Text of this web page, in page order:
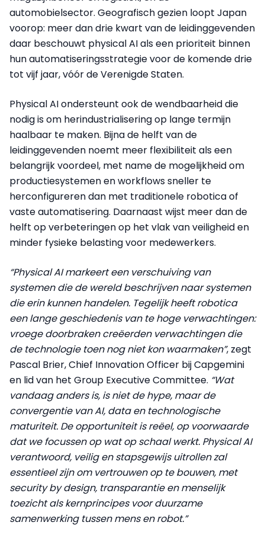
automobielsector. Geografisch gezien loopt Japan
voorop: meer dan drie kwart van de leidinggevenden
daar beschouwt physical AI als een prioriteit binnen
hun automatiseringsstrategie voor de komende drie
tot vijf jaar, vóór de Verenigde Staten.
Physical AI ondersteunt ook de wendbaarheid die
nodig is om herindustrialisering op lange termijn
haalbaar te maken. Bijna de helft van de
leidinggevenden noemt meer flexibiliteit als een
belangrijk voordeel, met name de mogelijkheid om
productiesystemen en workflows sneller te
herconfigureren dan met traditionele robotica of
vaste automatisering. Daarnaast wijst meer dan de
helft op verbeteringen op het vlak van veiligheid en
minder fysieke belasting voor medewerkers.
“Physical AI markeert een verschuiving van
systemen die de wereld beschrijven naar systemen
die erin kunnen handelen. Tegelijk heeft robotica
een lange geschiedenis van te hoge verwachtingen:
vroege doorbraken creëerden verwachtingen die
de technologie toen nog niet kon waarmaken”, zegt
Pascal Brier, Chief Innovation Officer bij Capgemini
en lid van het Group Executive Committee. “Wat
vandaag anders is, is niet de hype, maar de
convergentie van AI, data en technologische
maturiteit. De opportuniteit is reëel, op voorwaarde
dat we focussen op wat op schaal werkt. Physical AI
verantwoord, veilig en stapsgewijs uitrollen zal
essentieel zijn om vertrouwen op te bouwen, met
security by design, transparantie en menselijk
toezicht als kernprincipes voor duurzame
samenwerking tussen mens en robot.”